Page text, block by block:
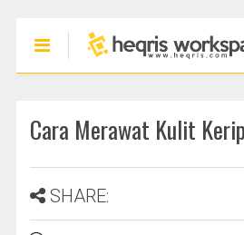
Cara Merawat Kulit
SHARE: